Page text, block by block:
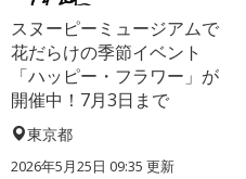
スヌーピーミュージアムで
花だらけの季節イベント
「ハッピー・フラワー」が
開催中！7月3日まで
東京都
2026年5月25日 09:35 更新